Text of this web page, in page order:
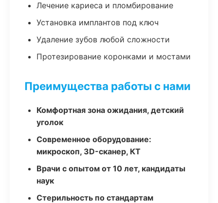
Лечение кариеса и пломбирование
Установка имплантов под ключ
Удаление зубов любой сложности
Протезирование коронками и мостами
Преимущества работы с нами
Комфортная зона ожидания, детский
уголок
Современное оборудование:
микроскоп, 3D-сканер, КТ
Врачи с опытом от 10 лет, кандидаты
наук
Стерильность по стандартам